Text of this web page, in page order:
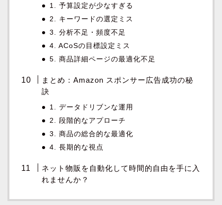
1. 予算設定が少なすぎる
2. キーワードの選定ミス
3. 分析不足・頻度不足
4. ACoSの目標設定ミス
5. 商品詳細ページの最適化不足
まとめ：Amazon スポンサー広告成功の秘
訣
1. データドリブンな運用
2. 段階的なアプローチ
3. 商品の総合的な最適化
4. 長期的な視点
ネット物販を自動化して時間的自由を手に入
れませんか？